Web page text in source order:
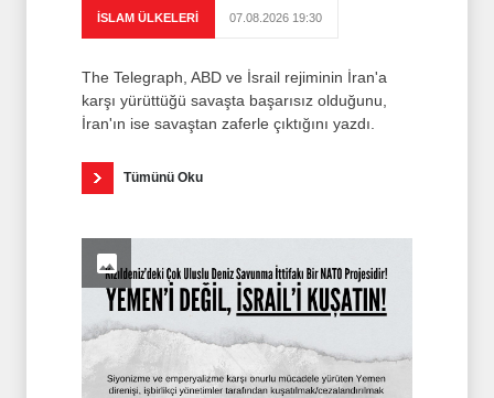
İSLAM ÜLKELERİ 07.08.2026 19:30
The Telegraph, ABD ve İsrail rejiminin İran'a
karşı yürüttüğü savaşta başarısız olduğunu,
İran'ın ise savaştan zaferle çıktığını yazdı.
Tümünü Oku